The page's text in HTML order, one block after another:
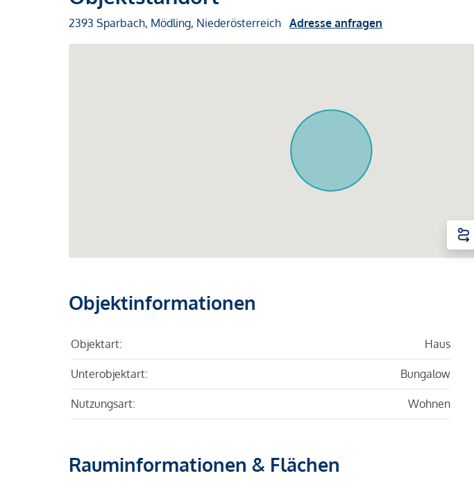
2393 Sparbach, Mödling, Niederösterreich Adresse anfragen
Objektinformationen
Objektart: Haus
Unterobjektart: Bungalow
Nutzungsart: Wohnen
Rauminformationen & Flächen